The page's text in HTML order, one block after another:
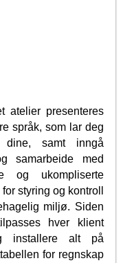
atelier presenteres
språk, som lar deg
dine, samt inngå
samarbeide med
og ukompliserte
styring og kontroll
miljø. Siden
hver klient
installere alt på
for regnskap